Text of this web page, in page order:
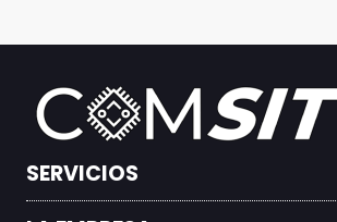
SERVICIOS